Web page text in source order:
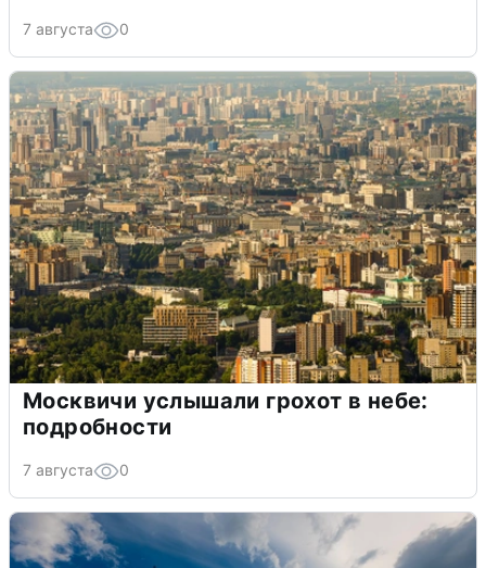
7 августа 0
Москвичи услышали грохот в небе:
подробности
7 августа 0